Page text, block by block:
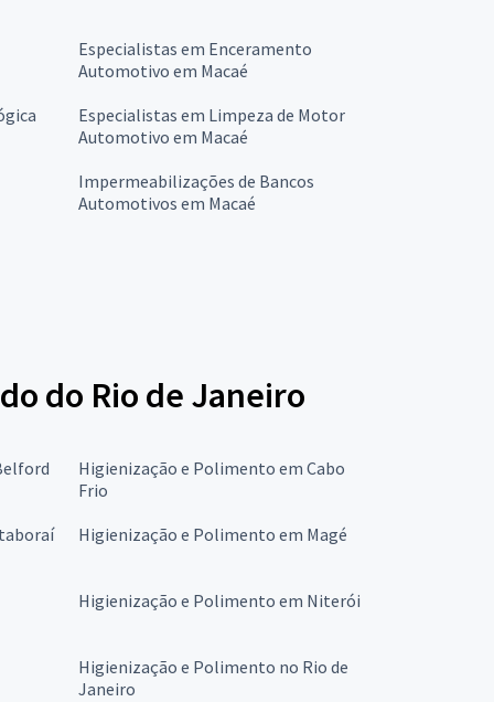
Especialistas em Enceramento
Automotivo em Macaé
Especialistas em Limpeza de Motor
Automotivo em Macaé
Impermeabilizações de Bancos
Automotivos em Macaé
do Rio de Janeiro
Higienização e Polimento em Cabo
Frio
Higienização e Polimento em Magé
Higienização e Polimento em Niterói
Higienização e Polimento no Rio de
Janeiro